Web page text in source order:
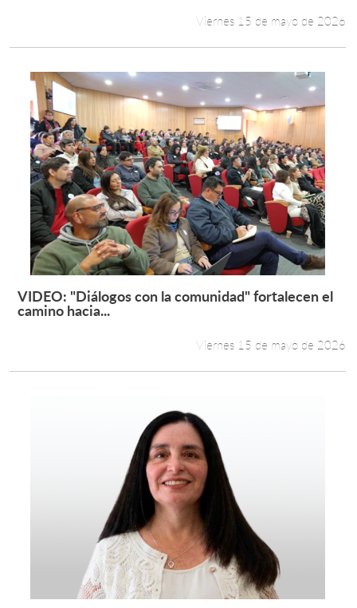
Viernes 15 de mayo de 2026
Leer más +
VIDEO: "Diálogos con la comunidad" fortalecen el
camino hacia...
Viernes 15 de mayo de 2026